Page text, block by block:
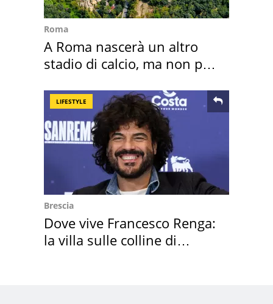
Roma
A Roma nascerà un altro
stadio di calcio, ma non per
LIFESTYLE
Brescia
Dove vive Francesco Renga:
la villa sulle colline di